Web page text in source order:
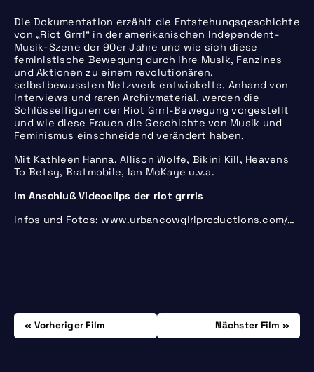
Die Dokumentation erzählt die Entstehungsgeschichte
von „Riot Grrrl“ in der amerikanischen Independent-
Musik-Szene der 90er Jahre und wie sich diese
feministische Bewegung durch ihre Musik, Fanzines
und Aktionen zu einem revolutionären,
selbstbewussten Netzwerk entwickelte. Anhand von
Interviews und raren Archivmaterial, werden die
Schlüsselfiguren der Riot Grrrl-Bewegung vorgestellt
und wie diese Frauen die Geschichte von Musik und
Feminismus einschneidend verändert haben.
Mit Kathleen Hanna, Allison Wolfe, Bikini Kill, Heavens
To Betsy, Bratmobile, Ian McKaye u.v.a.
Im Anschluß Videoclips der riot grrrls
Infos und Fotos: www.urbancowgirlproductions.com/…
Beitrags-
Navigation
Donnerstag, 20.09.
Vorheriger Film Donnerstag, 04.10.Nächster Film